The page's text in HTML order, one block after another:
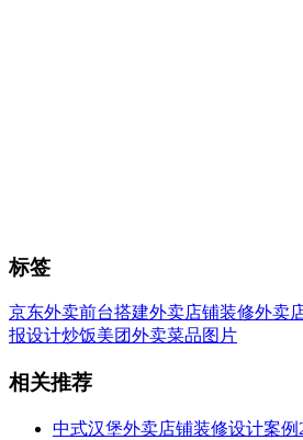
标签
京东外卖前台搭建外卖店铺装修外卖
报设计炒饭美团外卖菜品图片
相关推荐
中式汉堡外卖店铺装修设计案例